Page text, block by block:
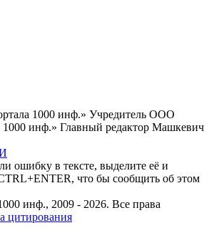
1000 инф.» Учредитель ООО
1000 инф.» Главный редактор Машкевич
ошибку в тексте, выделите её и
что бы сообщить об этом
инф., 2009 - 2026. Все права
цитирования